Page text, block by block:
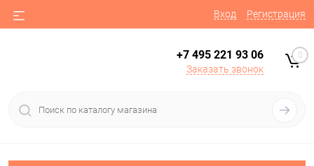
Вход Регистрация
+7 495 221 93 06
Заказать звонок
0